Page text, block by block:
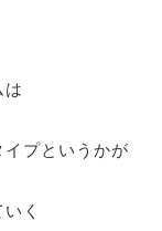
プというかが
く